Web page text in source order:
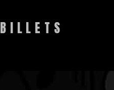
BILLETS